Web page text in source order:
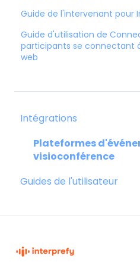
Intégrations
Plateformes
visioconférence
Guides de l'utilisateur
Pour les hôtes
Guide de l'intervenant pour
Guide d'utilisation de
participants se connectant
web